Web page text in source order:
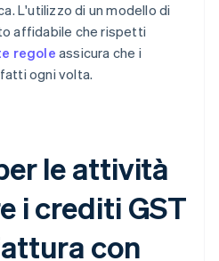
L'utilizzo di un modello di
affidabile che rispetti
regole assicura che i
ogni volta.
le attività
i crediti GST
con